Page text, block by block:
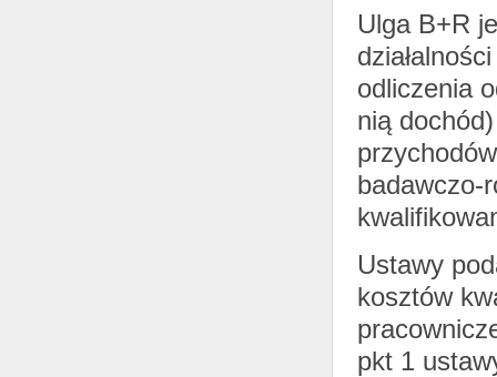
Ulga B+R
odliczenia
nią
badawczo-
Ustawy
kosztów
pkt 1